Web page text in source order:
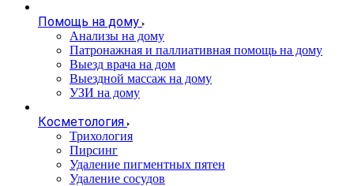
Помощь на дому
Анализы на дому
Патронажная и паллиативная помощь на дому
Выезд врача на дом
Выездной массаж на дому
УЗИ на дому
Косметология
Трихология
Пирсинг
Удаление пигментных пятен
Удаление сосудов